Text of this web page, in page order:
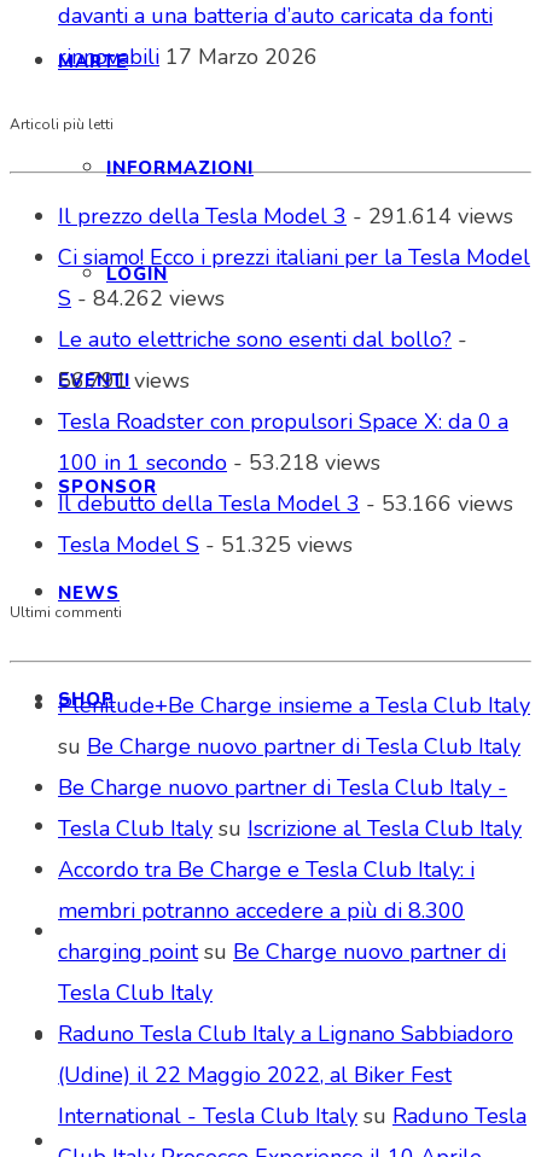
MARTE
INFORMAZIONI
LOGIN
EVENTI
SPONSOR
NEWS
SHOP
davanti a una batteria d’auto caricata da fonti
rinnovabili 17 Marzo 2026
Articoli più letti
Il prezzo della Tesla Model 3 - 291.614 views
Ci siamo! Ecco i prezzi italiani per la Tesla Model
S - 84.262 views
Le auto elettriche sono esenti dal bollo? -
56.791 views
Tesla Roadster con propulsori Space X: da 0 a
100 in 1 secondo - 53.218 views
Il debutto della Tesla Model 3 - 53.166 views
Tesla Model S - 51.325 views
Ultimi commenti
Plenitude+Be Charge insieme a Tesla Club Italy
su Be Charge nuovo partner di Tesla Club Italy
Be Charge nuovo partner di Tesla Club Italy -
Tesla Club Italy su Iscrizione al Tesla Club Italy
Accordo tra Be Charge e Tesla Club Italy: i
membri potranno accedere a più di 8.300
charging pointsu Be Charge nuovo partner di
Tesla Club Italy
Raduno Tesla Club Italy a Lignano Sabbiadoro
(Udine) il 22 Maggio 2022, al Biker Fest
International - Tesla Club Italy su Raduno Tesla